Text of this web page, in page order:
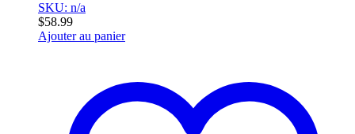
SKU: n/a
$58.99
Ajouter au panier